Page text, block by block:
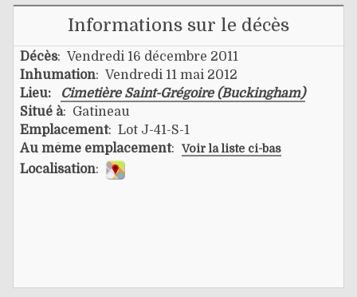
Informations sur le décès
Décès: Vendredi 16 décembre 2011
Inhumation: Vendredi 11 mai 2012
Lieu:
Cimetière Saint-Grégoire (Buckingham)
Situé à: Gatineau
Emplacement: Lot J-41-S-1
Au même emplacement: Voir la liste ci-bas
Localisation: